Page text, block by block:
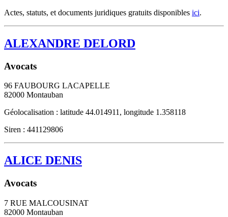
Actes, statuts, et documents juridiques gratuits disponibles ici.
ALEXANDRE DELORD
Avocats
96 FAUBOURG LACAPELLE
82000 Montauban
Géolocalisation : latitude 44.014911, longitude 1.358118
Siren : 441129806
ALICE DENIS
Avocats
7 RUE MALCOUSINAT
82000 Montauban